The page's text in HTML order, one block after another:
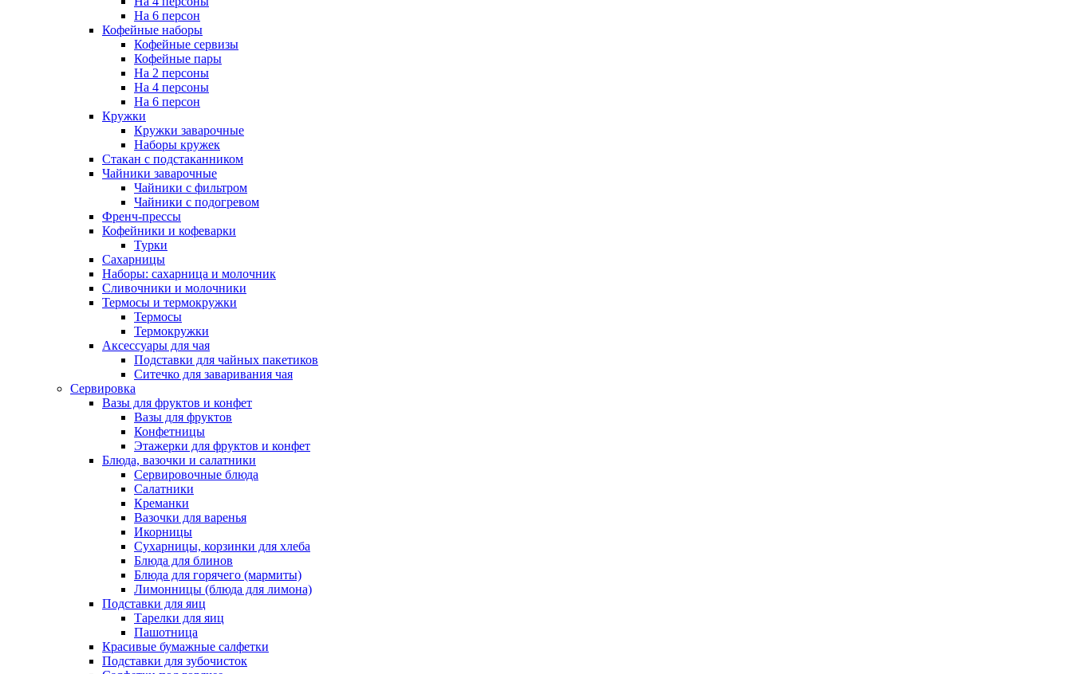
На 6 персон
Кофейные наборы
Кофейные сервизы
Кофейные пары
На 2 персоны
На 4 персоны
На 6 персон
Кружки
Кружки заварочные
Наборы кружек
Стакан с подстаканником
Чайники заварочные
Чайники с фильтром
Чайники с подогревом
Френч-прессы
Кофейники и кофеварки
Турки
Сахарницы
Наборы: сахарница и молочник
Сливочники и молочники
Термосы и термокружки
Термосы
Термокружки
Аксессуары для чая
Подставки для чайных пакетиков
Ситечко для заваривания чая
Сервировка
Вазы для фруктов и конфет
Вазы для фруктов
Конфетницы
Этажерки для фруктов и конфет
Блюда, вазочки и салатники
Сервировочные блюда
Салатники
Креманки
Вазочки для варенья
Икорницы
Сухарницы, корзинки для хлеба
Блюда для блинов
Блюда для горячего (мармиты)
Лимонницы (блюда для лимона)
Подставки для яиц
Тарелки для яиц
Пашотница
Красивые бумажные салфетки
Подставки для зубочисток